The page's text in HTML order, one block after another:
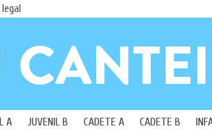
A JUVENIL B CADETE A CADETE B